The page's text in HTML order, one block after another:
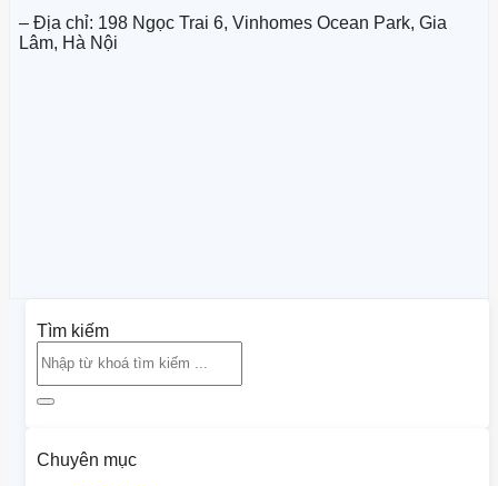
– Địa chỉ: 198 Ngọc Trai 6, Vinhomes Ocean Park, Gia
Lâm, Hà Nội
Tìm kiếm
Chuyên mục